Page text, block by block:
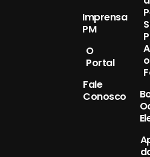
Imprensa
PM
O
Portal
Fale
Conosco